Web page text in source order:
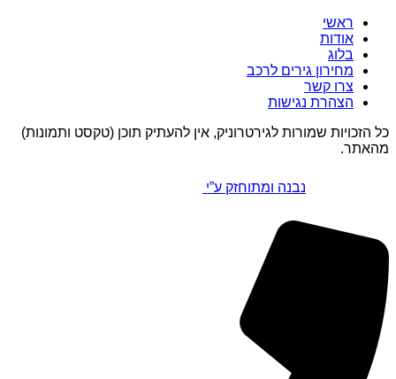
ראשי
אודות
בלוג
מחירון גירים לרכב
צרו קשר
הצהרת נגישות
כל הזכויות שמורות לגירטרוניק, אין להעתיק תוכן (טקסט ותמונות)
מהאתר.
נבנה ומתוחזק ע”י